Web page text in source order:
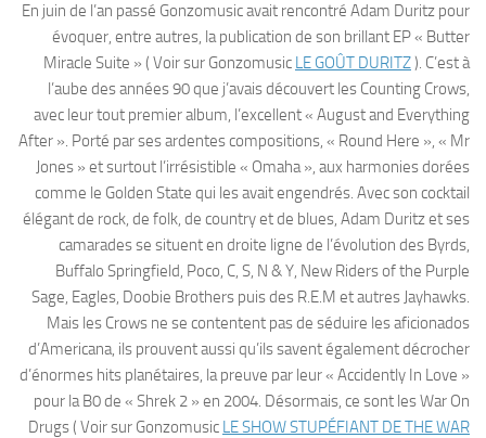
En juin de l’an passé Gonzomusic avait rencontré Adam Duritz pour
évoquer, entre autres, la publication de son brillant EP « Butter
Miracle Suite » ( Voir sur Gonzomusic LE GOÛT DURITZ ). C’est à
l’aube des années 90 que j’avais découvert les Counting Crows,
avec leur tout premier album, l’excellent « August and Everything
After ». Porté par ses ardentes compositions, « Round Here », « Mr
Jones » et surtout l’irrésistible « Omaha », aux harmonies dorées
comme le Golden State qui les avait engendrés. Avec son cocktail
élégant de rock, de folk, de country et de blues, Adam Duritz et ses
camarades se situent en droite ligne de l’évolution des Byrds,
Buffalo Springfield, Poco, C, S, N & Y, New Riders of the Purple
Sage, Eagles, Doobie Brothers puis des R.E.M et autres Jayhawks.
Mais les Crows ne se contentent pas de séduire les aficionados
d’Americana, ils prouvent aussi qu’ils savent également décrocher
d’énormes hits planétaires, la preuve par leur « Accidently In Love »
pour la B0 de « Shrek 2 » en 2004. Désormais, ce sont les War On
Drugs ( Voir sur Gonzomusic LE SHOW STUPÉFIANT DE THE WAR